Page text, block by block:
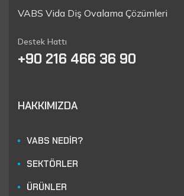
VABS Vida Diş Ovalama Çözümleri
Destek Hattı
+90 216 466 36 90
HAKKIMIZDA
VABS NEDİR?
SEKTÖRLER
ÜRÜNLER